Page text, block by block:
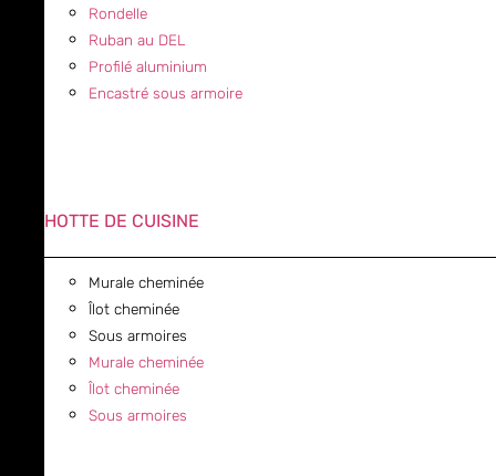
Rondelle
Ruban au DEL
Profilé aluminium
Encastré sous armoire
HOTTE DE CUISINE
Murale cheminée
Îlot cheminée
Sous armoires
Murale cheminée
Îlot cheminée
Sous armoires